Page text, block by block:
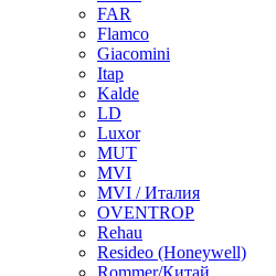
FAR
Flamco
Giacomini
Itap
Kalde
LD
Luxor
MUT
MVI
MVI / Италия
OVENTROP
Rehau
Resideo (Honeywell)
Rommer/Китай